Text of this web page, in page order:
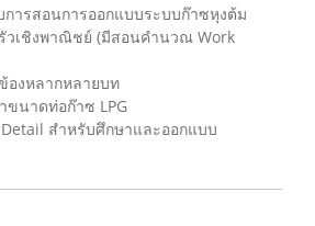
การสอนการออกแบบระบบก๊าซหุงต้ม
วเชิงพาณิชย์ (มีสอนคำนวณ Work
องหลากหลายบท
ขนาดท่อก๊าซ LPG
สำหรับศึกษาและออกแบบ